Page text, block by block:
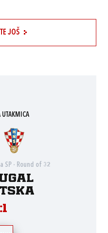
JOŠ
UTAKMICA
SP - Round of 32